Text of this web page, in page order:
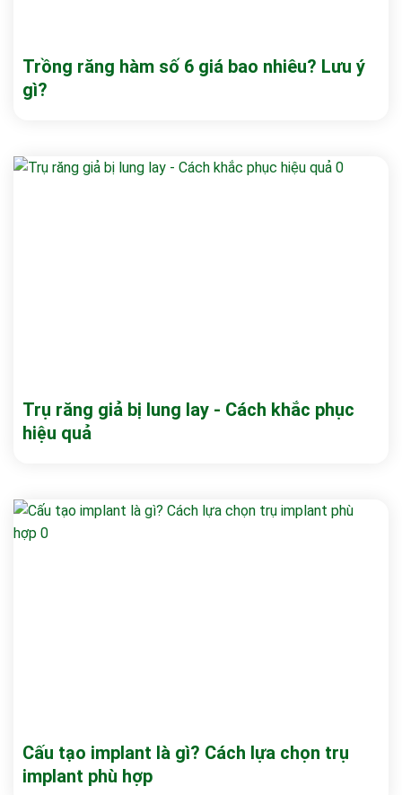
Trồng răng hàm số 6 giá bao nhiêu? Lưu ý
gì?
Trụ răng giả bị lung lay - Cách khắc phục
hiệu quả
Cấu tạo implant là gì? Cách lựa chọn trụ
implant phù hợp